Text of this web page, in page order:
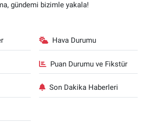
gündemi bizimle yakala!
Hava Durumu
Puan Durumu ve Fikstür
Son Dakika Haberleri